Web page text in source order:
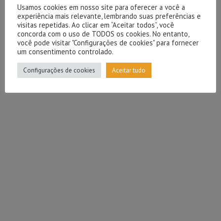
Usamos cookies em nosso site para oferecer a você a
experiência mais relevante, lembrando suas preferências e
visitas repetidas. Ao clicar em “Aceitar todos”, você
concorda com o uso de TODOS os cookies. No entanto,
você pode visitar "Configurações de cookies" para fornecer
um consentimento controlado.
Configurações de cookies Aceitar tudo